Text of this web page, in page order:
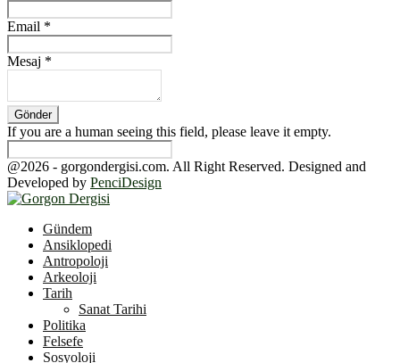
Email *
Mesaj *
If you are a human seeing this field, please leave it empty.
@2026 - gorgondergisi.com. All Right Reserved. Designed and
Developed by PenciDesign
Gündem
Ansiklopedi
Antropoloji
Arkeoloji
Tarih
Sanat Tarihi
Politika
Felsefe
Sosyoloji